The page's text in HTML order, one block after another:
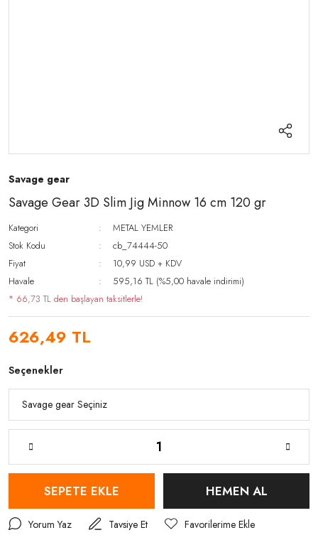
Savage gear
Savage Gear 3D Slim Jig Minnow 16 cm 120 gr
Kategori
METAL YEMLER
Stok Kodu
cb_74444-50
Fiyat
10,99 USD + KDV
Havale
595,16 TL (%5,00 havale indirimi)
* 66,73 TL den başlayan taksitlerle!
626,49 TL
Seçenekler
SEPETE EKLE HEMEN AL
Yorum Yaz Tavsiye Et